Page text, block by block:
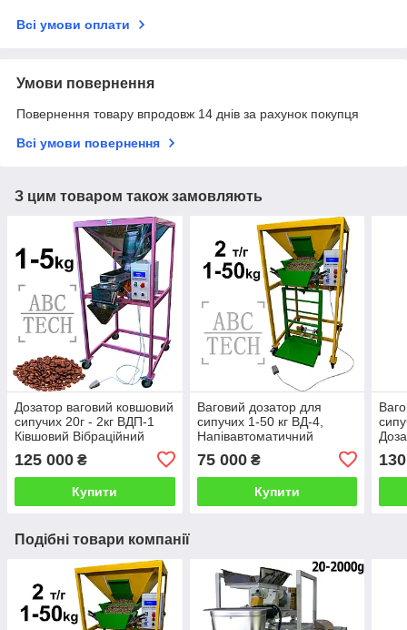
Всі умови оплати
Умови повернення
Повернення товару впродовж 14 днів за рахунок покупця
Всі умови повернення
З цим товаром також замовляють
Дозатор ваговий ковшовий
сипучих 20г - 2кг ВДП-1
Ківшовий Вібраційний
фасувальник сипучки
125 000 ₴
Купити
Ваговий дозатор для
сипучих 1-50 кг ВД-4,
Напівавтоматичний
Фасовка комбікорма,
вугілля, сушки
75 000₴
Купити
Подібні товари компанії